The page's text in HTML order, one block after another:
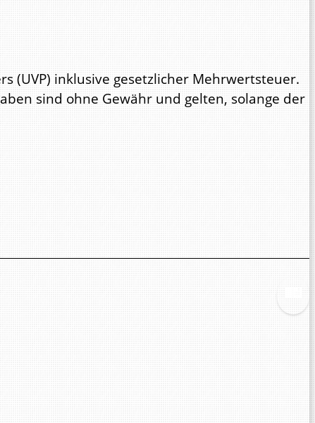
(UVP) inklusive gesetzlicher Mehrwertsteuer.
sind ohne Gewähr und gelten, solange der